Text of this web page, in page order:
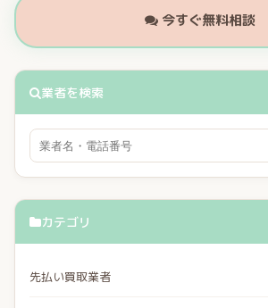
今すぐ無料相談
業者を検索
カテゴリ
先払い買取業者